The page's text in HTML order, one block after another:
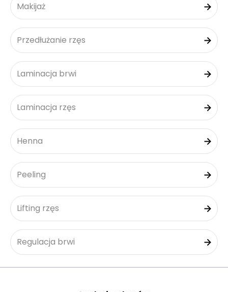
Makijaż
Przedłużanie rzęs
Laminacja brwi
Laminacja rzęs
Henna
Peeling
Lifting rzęs
Regulacja brwi